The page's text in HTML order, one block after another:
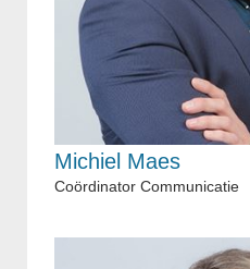
Michiel Maes
Coördinator Communicatie